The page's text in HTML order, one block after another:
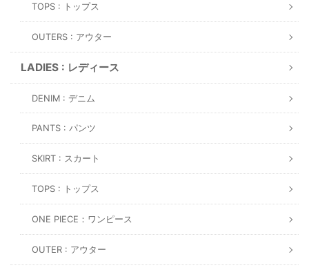
TOPS : トップス
OUTERS : アウター
LADIES : レディース
DENIM : デニム
PANTS : パンツ
SKIRT : スカート
TOPS : トップス
ONE PIECE：ワンピース
OUTER : アウター